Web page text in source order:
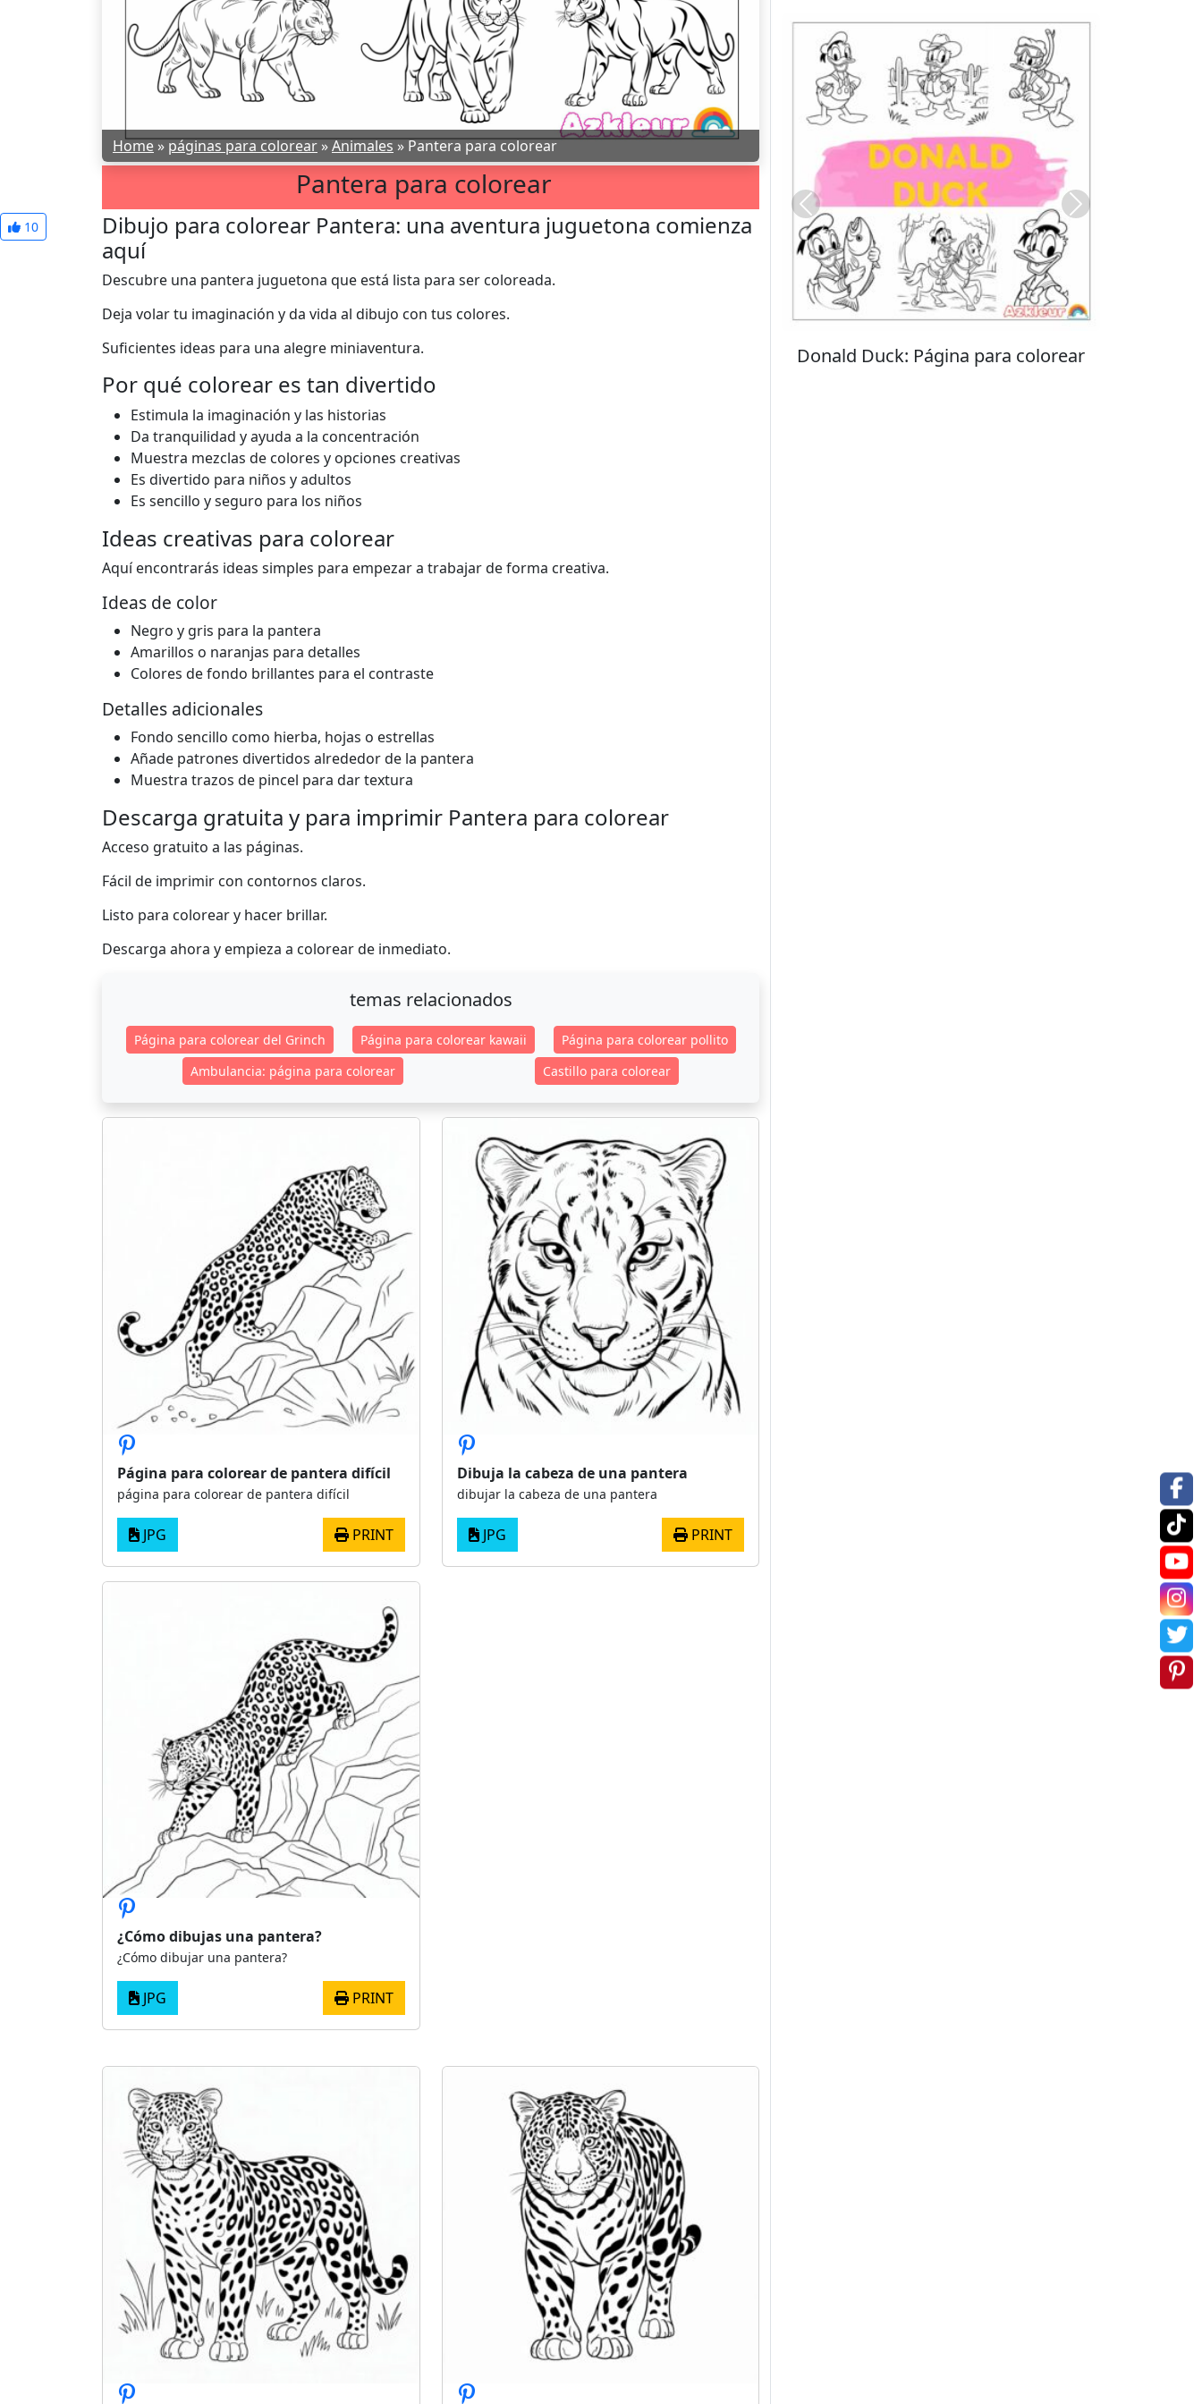
Home»páginas para colorear»Animales»Pantera para colorear
Pantera para colorear
10
Dibujo para colorear Pantera: una aventura juguetona comienza
aquí
Descubre una pantera juguetona que está lista para ser coloreada.
Deja volar tu imaginación y da vida al dibujo con tus colores.
Suficientes ideas para una alegre miniaventura.
Por qué colorear es tan divertido
Estimula la imaginación y las historias
Da tranquilidad y ayuda a la concentración
Muestra mezclas de colores y opciones creativas
Es divertido para niños y adultos
Es sencillo y seguro para los niños
Ideas creativas para colorear
Aquí encontrarás ideas simples para empezar a trabajar de forma creativa.
Ideas de color
Negro y gris para la pantera
Amarillos o naranjas para detalles
Colores de fondo brillantes para el contraste
Detalles adicionales
Fondo sencillo como hierba, hojas o estrellas
Añade patrones divertidos alrededor de la pantera
Muestra trazos de pincel para dar textura
Descarga gratuita y para imprimir Pantera para colorear
Acceso gratuito a las páginas.
Fácil de imprimir con contornos claros.
Listo para colorear y hacer brillar.
Descarga ahora y empieza a colorear de inmediato.
temas relacionados
Página para colorear del Grinch Página para colorear kawaii
Página para colorear pollito
Ambulancia: página para colorear
Castillo para colorear
Página para colorear de pantera difícil
página para colorear de pantera difícil
JPG PRINT
Dibuja la cabeza de una pantera
dibujar la cabeza de una pantera
JPG PRINT
¿Cómo dibujas una pantera?
¿Cómo dibujar una pantera?
JPG PRINT
Stitch: Página para colorear
Previous Next